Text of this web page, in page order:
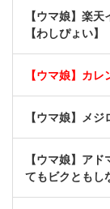
【ウマ娘】楽
【わしぴょい】
【ウマ娘】カ
【ウマ娘】メ
【ウマ娘】ア
てもビクともし